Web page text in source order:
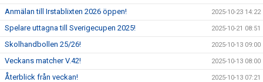
Anmälan till Irstablixten 2026 öppen! 2025-10-23 14:22
Spelare uttagna till Sverigecupen 2025! 2025-10-21 08:51
Skolhandbollen 25/26! 2025-10-13 09:00
Veckans matcher V.42! 2025-10-13 08:00
Återblick från veckan! 2025-10-13 07:21